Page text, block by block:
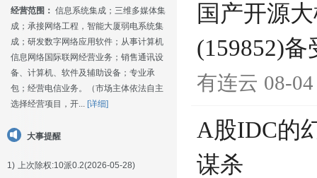
经营范围： 信息系统集成；三维多媒体集
成；承接网络工程，智能大厦弱电系统集
成；研发数字网络应用软件；从事计算机
信息网络国际联网经营业务；销售通讯设
备、计算机、软件及辅助设备；专业承
包；经营电信业务。（市场主体依法自主
选择经营项目，开... [详细]
大事提醒
1) 上次除权:10派0.2(2026-05-28)
国产开源
(159852)
有连云 08-
A股IDC的
谋杀